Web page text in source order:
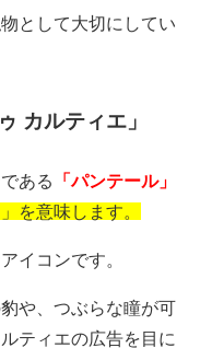
として大切にしてい
カルティエ」
ある
「パンテール」
を意味します。
イコンです。
や、つぶらな瞳が可
ティエの広告を目に